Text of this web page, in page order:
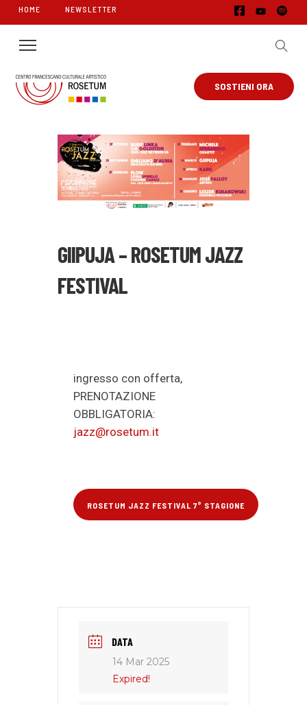
HOME NEWSLETTER
SOSTIENI ORA
GIIPUJA – ROSETUM JAZZ
FESTIVAL
ingresso con offerta,
PRENOTAZIONE
OBBLIGATORIA:
jazz@rosetum.it
ROSETUM JAZZ FESTIVAL 7° STAGIONE
DATA
14 Mar 2025
Expired!